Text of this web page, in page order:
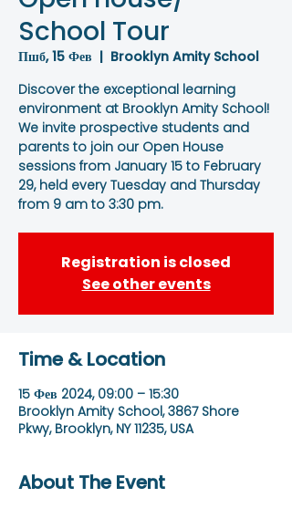
School Tour
Пшб, 15 Фев
  |
Brooklyn Amity School
Discover the exceptional learning
environment at Brooklyn Amity School!
We invite prospective students and
parents to join our Open House
sessions from January 15 to February
29, held every Tuesday and Thursday
from 9 am to 3:30 pm.
Registration is closed
See other events
Time & Location
15 Фев 2024, 09:00 – 15:30
Brooklyn Amity School, 3867 Shore
Pkwy, Brooklyn, NY 11235, USA
About The Event